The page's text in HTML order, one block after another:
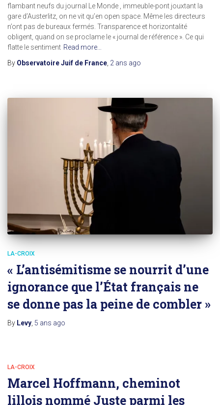
flambant neufs du journal Le Monde , immeuble-pont jouxtant la
gare d’Austerlitz, on ne vit qu’en open space. Même les directeurs
n’ont pas de bureaux fermés. Transparence et horizontalité
obligent, quand on se proclame le « journal de référence ». Ce qui
flatte le sentiment Read more…
By Observatoire Juif de France 2 ans ago
LA-CROIX
« L’antisémitisme se nourrit d’une
ignorance que l’État français ne
se donne pas la peine de combler »
By Levy, 5 ans ago
LA-CROIX
Marcel Hoffmann, cheminot
lillois nommé Juste parmi les